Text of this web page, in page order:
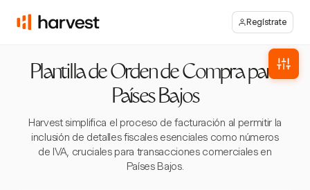
Regístrate
Plantilla de Orden de Compra para
Países Bajos
Harvest simplifica el proceso de facturación al permitir la
inclusión de detalles fiscales esenciales como números
de IVA, cruciales para transacciones comerciales en
Países Bajos.